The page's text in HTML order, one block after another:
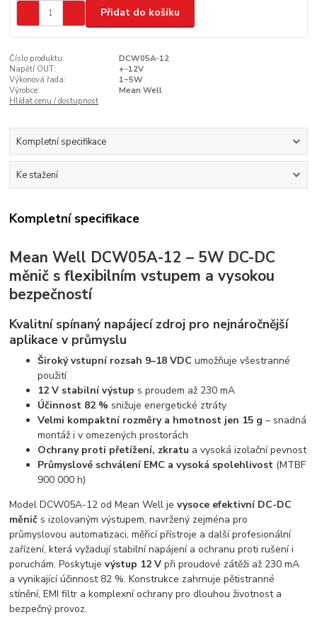
Přidat do košíku
Číslo produktu:
DCW05A-12
Napětí OUT:
+-12V
Výkonová řada:
1~5W
Výrobce:
Mean Well
Hlídat cenu / dostupnost
Kompletní specifikace
Ke stažení
Kompletní specifikace
Mean Well DCW05A-12 – 5W DC-DC
měnič s flexibilním vstupem a vysokou
bezpečností
Kvalitní spínaný napájecí zdroj pro nejnáročnější
aplikace v průmyslu
Široký vstupní rozsah 9–18 VDC umožňuje všestranné
použití
12 V stabilní výstup s proudem až 230 mA
Účinnost 82 % snižuje energetické ztráty
Velmi kompaktní rozměry a hmotnost jen 15 g – snadná
montáž i v omezených prostorách
Ochrany proti přetížení, zkratu a vysoká izolační pevnost
Průmyslové schválení EMC a vysoká spolehlivost (MTBF
900 000 h)
Model DCW05A-12 od Mean Well jevysoce efektivní DC-DC
měnič s izolovaným výstupem, navržený zejména pro
průmyslovou automatizaci, měřicí přístroje a další profesionální
zařízení, která vyžadují stabilní napájení a ochranu proti rušení i
poruchám. Poskytujevýstup 12 V při proudové zátěži až 230 mA
a vynikající účinnost 82 %. Konstrukce zahrnuje pětistranné
stínění, EMI filtr a komplexní ochrany pro dlouhou životnost a
bezpečný provoz.